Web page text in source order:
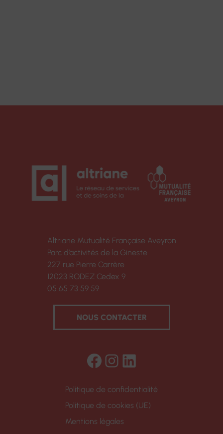
Altriane Mutualité Française Aveyron
Parc d’activités de la Gineste
227 rue Pierre Carrère
12023 RODEZ Cedex 9
05 65 73 59 59
NOUS CONTACTER
Facebook
Instagram
LinkedIn
Politique de confidentialité
Politique de cookies (UE)
Mentions légales